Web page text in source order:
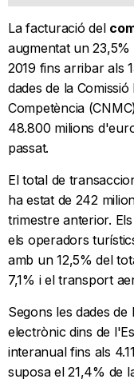
La facturació del
augmentat un
2019 fins arribar als
dades de la
Competència
48.800 milions
passat.
El total de
ha estat de 242
trimestre anterior.
els operadors
amb un 12,5% del
7,1% i el transport
Segons les dades
electrònic dins de
interanual fins als
suposa el 21,4% de